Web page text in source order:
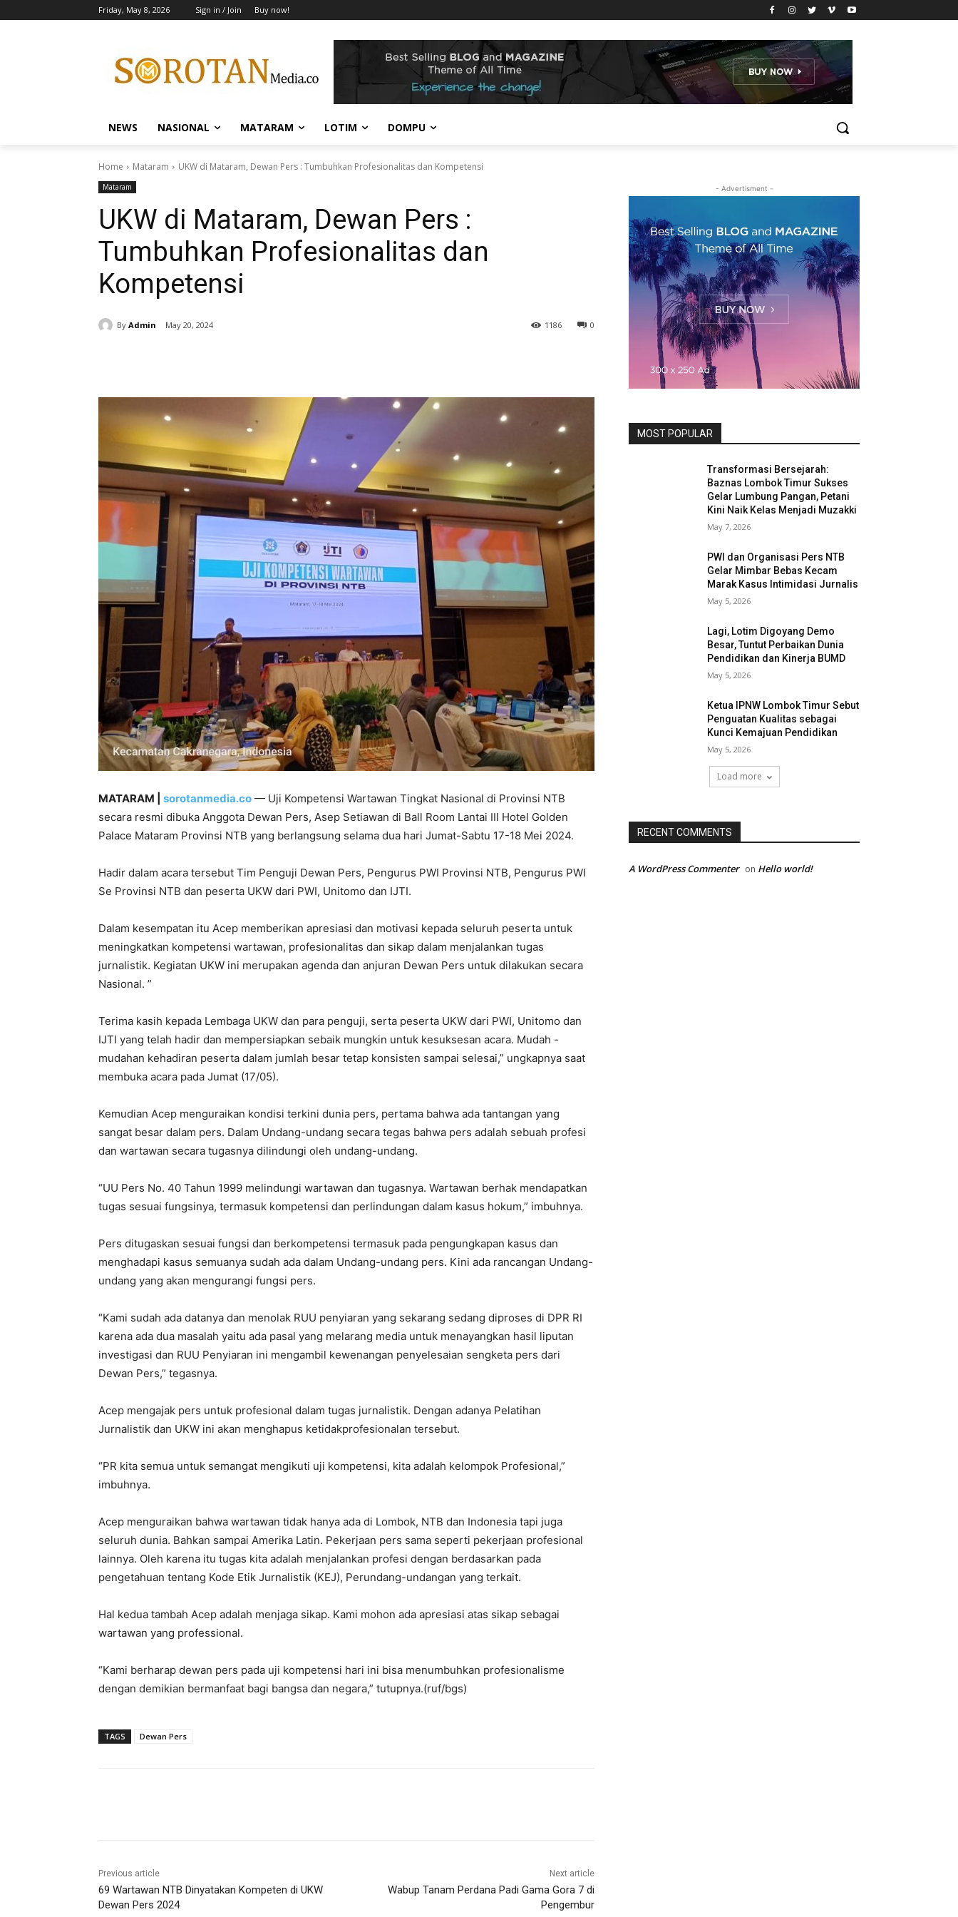
Friday, May 8, 2026 Sign in / Join Buy now!
NEWS NASIONAL MATARAM LOTIM DOMPU
Home Mataram UKW di Mataram, Dewan Pers : Tumbuhkan Profesionalitas dan Kompetensi
Mataram
UKW di Mataram, Dewan Pers :
Tumbuhkan Profesionalitas dan
Kompetensi
By Admin May 20, 2024 0
1186
MATARAM | sorotanmedia.co — Uji Kompetensi Wartawan Tingkat Nasional di Provinsi NTB
secara resmi dibuka Anggota Dewan Pers, Asep Setiawan di Ball Room Lantai III Hotel Golden
Palace Mataram Provinsi NTB yang berlangsung selama dua hari Jumat-Sabtu 17-18 Mei 2024.
Hadir dalam acara tersebut Tim Penguji Dewan Pers, Pengurus PWI Provinsi NTB, Pengurus PWI
Se Provinsi NTB dan peserta UKW dari PWI, Unitomo dan IJTI.
Dalam kesempatan itu Acep memberikan apresiasi dan motivasi kepada seluruh peserta untuk
meningkatkan kompetensi wartawan, profesionalitas dan sikap dalam menjalankan tugas
jurnalistik. Kegiatan UKW ini merupakan agenda dan anjuran Dewan Pers untuk dilakukan secara
Nasional. ”
Terima kasih kepada Lembaga UKW dan para penguji, serta peserta UKW dari PWI, Unitomo dan
IJTI yang telah hadir dan mempersiapkan sebaik mungkin untuk kesuksesan acara. Mudah -
mudahan kehadiran peserta dalam jumlah besar tetap konsisten sampai selesai,” ungkapnya saat
membuka acara pada Jumat (17/05).
Kemudian Acep menguraikan kondisi terkini dunia pers, pertama bahwa ada tantangan yang
sangat besar dalam pers. Dalam Undang-undang secara tegas bahwa pers adalah sebuah profesi
dan wartawan secara tugasnya dilindungi oleh undang-undang.
“UU Pers No. 40 Tahun 1999 melindungi wartawan dan tugasnya. Wartawan berhak mendapatkan
tugas sesuai fungsinya, termasuk kompetensi dan perlindungan dalam kasus hokum,” imbuhnya.
Pers ditugaskan sesuai fungsi dan berkompetensi termasuk pada pengungkapan kasus dan
menghadapi kasus semuanya sudah ada dalam Undang-undang pers. Kini ada rancangan Undang-
undang yang akan mengurangi fungsi pers.
“Kami sudah ada datanya dan menolak RUU penyiaran yang sekarang sedang diproses di DPR RI
karena ada dua masalah yaitu ada pasal yang melarang media untuk menayangkan hasil liputan
investigasi dan RUU Penyiaran ini mengambil kewenangan penyelesaian sengketa pers dari
Dewan Pers,” tegasnya.
Acep mengajak pers untuk profesional dalam tugas jurnalistik. Dengan adanya Pelatihan
Jurnalistik dan UKW ini akan menghapus ketidakprofesionalan tersebut.
“PR kita semua untuk semangat mengikuti uji kompetensi, kita adalah kelompok Profesional,”
imbuhnya.
Acep menguraikan bahwa wartawan tidak hanya ada di Lombok, NTB dan Indonesia tapi juga
seluruh dunia. Bahkan sampai Amerika Latin. Pekerjaan pers sama seperti pekerjaan profesional
lainnya. Oleh karena itu tugas kita adalah menjalankan profesi dengan berdasarkan pada
pengetahuan tentang Kode Etik Jurnalistik (KEJ), Perundang-undangan yang terkait.
Hal kedua tambah Acep adalah menjaga sikap. Kami mohon ada apresiasi atas sikap sebagai
wartawan yang professional.
“Kami berharap dewan pers pada uji kompetensi hari ini bisa menumbuhkan profesionalisme
dengan demikian bermanfaat bagi bangsa dan negara,” tutupnya.(ruf/bgs)
TAGS Dewan Pers
Previous article
69 Wartawan NTB Dinyatakan Kompeten di UKW
Dewan Pers 2024
Next article
Wabup Tanam Perdana Padi Gama Gora 7 di
Pengembur
- Advertisment -
MOST POPULAR
Transformasi Bersejarah:
Baznas Lombok Timur Sukses
Gelar Lumbung Pangan, Petani
Kini Naik Kelas Menjadi Muzakki
May 7, 2026
PWI dan Organisasi Pers NTB
Gelar Mimbar Bebas Kecam
Marak Kasus Intimidasi Jurnalis
May 5, 2026
Lagi, Lotim Digoyang Demo
Besar, Tuntut Perbaikan Dunia
Pendidikan dan Kinerja BUMD
May 5, 2026
Ketua IPNW Lombok Timur Sebut
Penguatan Kualitas sebagai
Kunci Kemajuan Pendidikan
May 5, 2026
Load more
RECENT COMMENTS
A WordPress Commenter on Hello world!